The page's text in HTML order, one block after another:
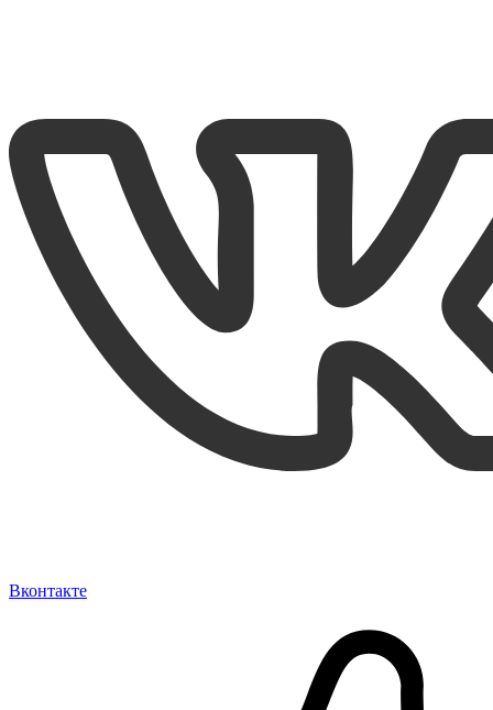
Вконтакте